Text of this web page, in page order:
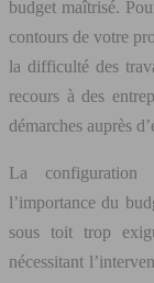
budget maîtrisé.
contours de votre
la difficulté des
recours à des
démarches auprès
La configuration
l’importance du
sous toit trop
nécessitant